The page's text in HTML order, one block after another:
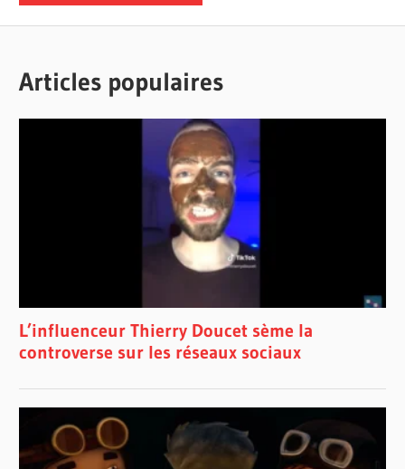
Articles populaires